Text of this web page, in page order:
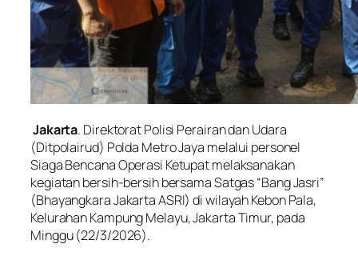
Jakarta. Direktorat Polisi Perairan dan Udara
(Ditpolairud) Polda Metro Jaya melalui personel
Siaga Bencana Operasi Ketupat melaksanakan
kegiatan bersih-bersih bersama Satgas “Bang Jasri”
(Bhayangkara Jakarta ASRI) di wilayah Kebon Pala,
Kelurahan Kampung Melayu, Jakarta Timur, pada
Minggu (22/3/2026).